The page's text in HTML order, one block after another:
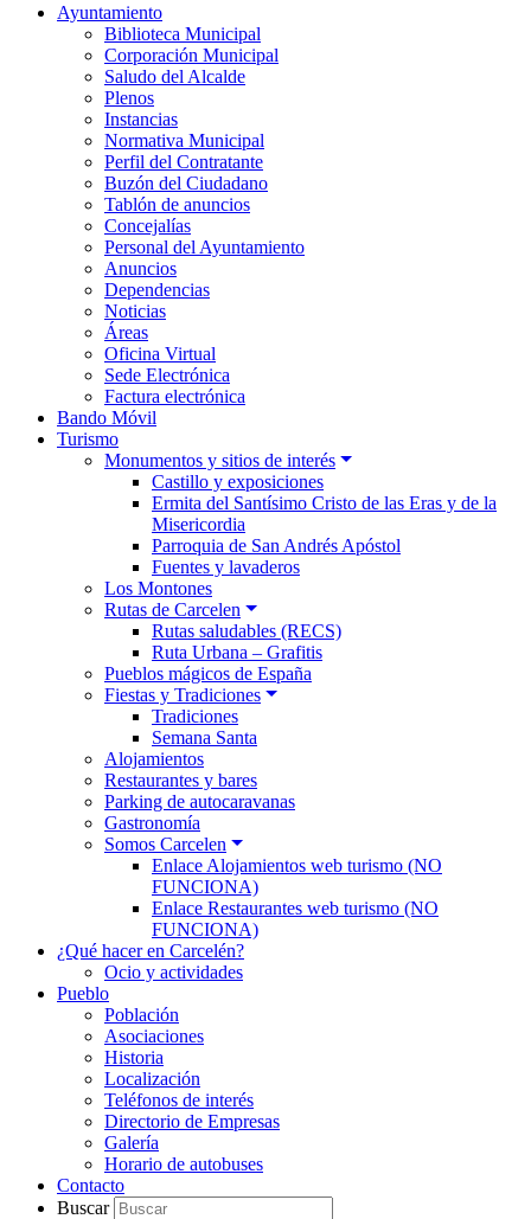
Ayuntamiento
Biblioteca Municipal
Corporación Municipal
Saludo del Alcalde
Plenos
Instancias
Normativa Municipal
Perfil del Contratante
Buzón del Ciudadano
Tablón de anuncios
Concejalías
Personal del Ayuntamiento
Anuncios
Dependencias
Noticias
Áreas
Oficina Virtual
Sede Electrónica
Factura electrónica
Bando Móvil
Turismo
Monumentos y sitios de interés
Castillo y exposiciones
Ermita del Santísimo Cristo de las Eras y de la
Misericordia
Parroquia de San Andrés Apóstol
Fuentes y lavaderos
Los Montones
Rutas de Carcelen
Rutas saludables (RECS)
Ruta Urbana – Grafitis
Pueblos mágicos de España
Fiestas y Tradiciones
Tradiciones
Semana Santa
Alojamientos
Restaurantes y bares
Parking de autocaravanas
Gastronomía
Somos Carcelen
Enlace Alojamientos web turismo (NO
FUNCIONA)
Enlace Restaurantes web turismo (NO
FUNCIONA)
¿Qué hacer en Carcelén?
Ocio y actividades
Pueblo
Población
Asociaciones
Historia
Localización
Teléfonos de interés
Directorio de Empresas
Galería
Horario de autobuses
Contacto
Buscar